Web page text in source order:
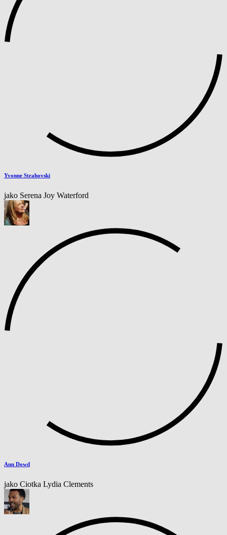
Yvonne Strahovski
jako Serena Joy Waterford
Ann Dowd
jako Ciotka Lydia Clements